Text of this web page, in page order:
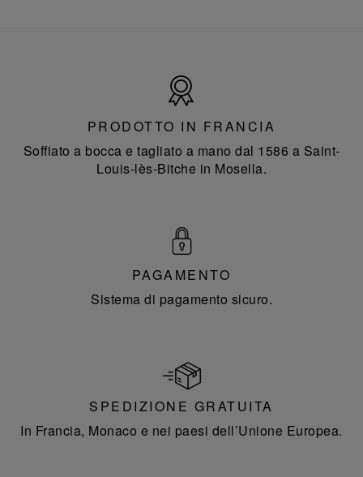
Francia
PRODOTTO IN FRANCIA
Soffiato a bocca e tagliato a mano dal 1586 a Saint-
Louis-lès-Bitche in Mosella.
PAGAMENTO
Sistema di pagamento sicuro.
SPEDIZIONE GRATUITA
In Francia, Monaco e nei paesi dell’Unione Europea.